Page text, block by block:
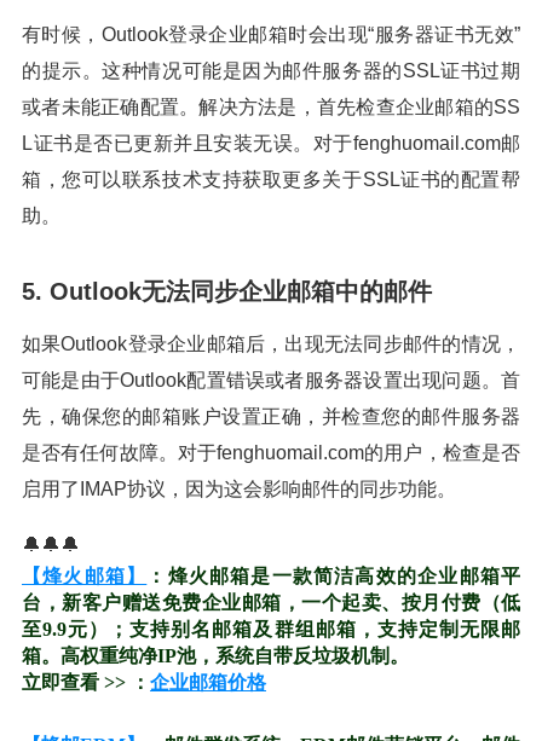
有时候，Outlook登录企业邮箱时会出现“服务器证书无效”
的提示。这种情况可能是因为邮件服务器的SSL证书过期
或者未能正确配置。解决方法是，首先检查企业邮箱的SS
L证书是否已更新并且安装无误。对于fenghuomail.com邮
箱，您可以联系技术支持获取更多关于SSL证书的配置帮
助。
5. Outlook无法同步企业邮箱中的邮件
如果Outlook登录企业邮箱后，出现无法同步邮件的情况，
可能是由于Outlook配置错误或者服务器设置出现问题。首
先，确保您的邮箱账户设置正确，并检查您的邮件服务器
是否有任何故障。对于fenghuomail.com的用户，检查是否
启用了IMAP协议，因为这会影响邮件的同步功能。
🔔🔔🔔
【烽火邮箱】
：烽火邮箱是一款简洁高效的企业邮箱平
台，新客户赠送免费企业邮箱，一个起卖、按月付费（低
至9.9元）；支持别名邮箱及群组邮箱，支持定制无限邮
箱。高权重纯净IP池，系统自带反垃圾机制。
立即查看 >> ： 企业邮箱价格